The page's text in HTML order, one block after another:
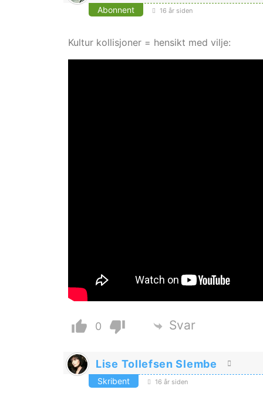
Abonnent 16 år siden
Kultur kollisjoner = hensikt med vilje:
0 Svar
Lise Tollefsen Slembe
Skribent 16 år siden